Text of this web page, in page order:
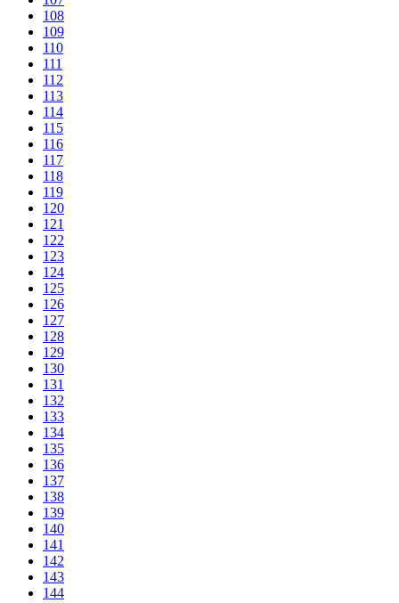
108
109
110
111
112
113
114
115
116
117
118
119
120
121
122
123
124
125
126
127
128
129
130
131
132
133
134
135
136
137
138
139
140
141
142
143
144